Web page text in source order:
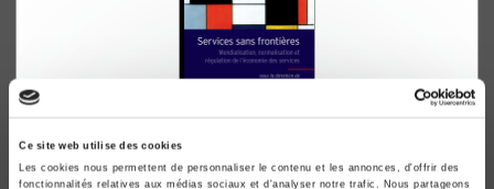
Ce site web utilise des cookies
Les cookies nous permettent de personnaliser le contenu et les annonces, d'offrir des
fonctionnalités relatives aux médias sociaux et d'analyser notre trafic. Nous partageons
Services sans frontières